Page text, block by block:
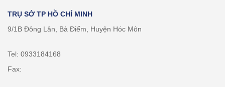
TRỤ SỞ TP HỒ CHÍ MINH
9/1B Đông Lân, Bà Điểm, Huyện Hóc Môn
Tel: 0933184168
Fax: